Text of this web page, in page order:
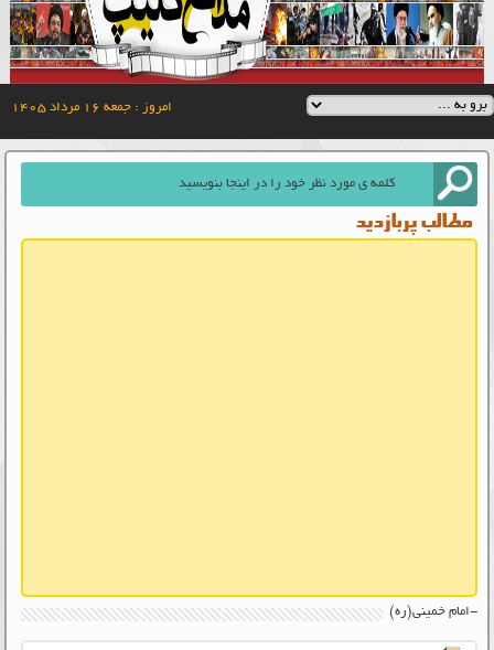
امروز : جمعه ۱۶ مرداد ۱۴۰۵
مطالب پربازدید
-امام خمینی(ره)